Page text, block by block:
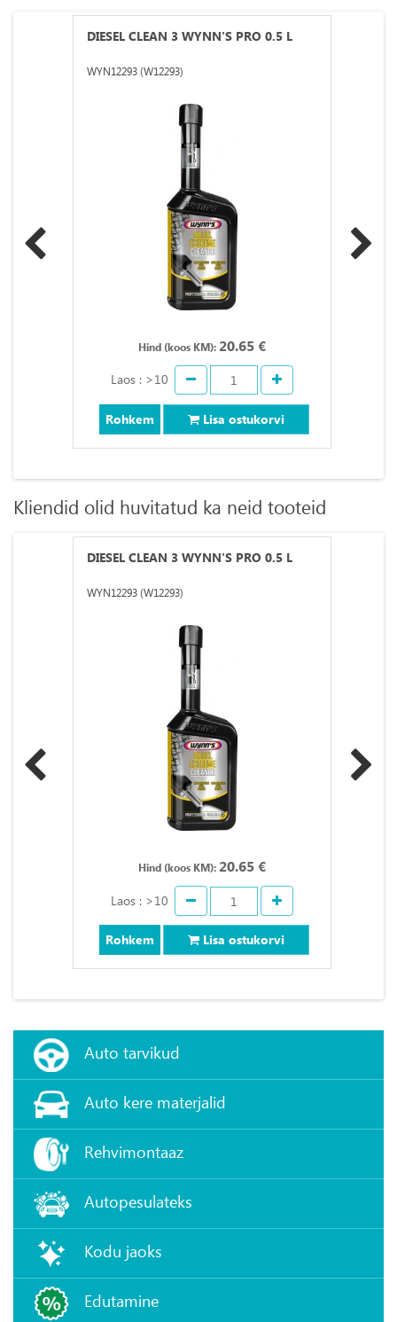
DIESEL CLEAN 3 WYNN'S PRO 0.5 L
WYN12293 (W12293)
Hind (koos KM): 20.65 €
Laos : >10
Rohkem Lisa ostukorvi
Kliendid olid huvitatud ka neid tooteid
DIESEL CLEAN 3 WYNN'S PRO 0.5 L
WYN12293 (W12293)
Hind (koos KM): 20.65 €
Laos : >10
Rohkem Lisa ostukorvi
Auto tarvikud
Auto kere materjalid
Rehvimontaaz
Autopesulateks
Kodu jaoks
Edutamine